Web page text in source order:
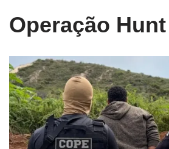
Operação Hunt